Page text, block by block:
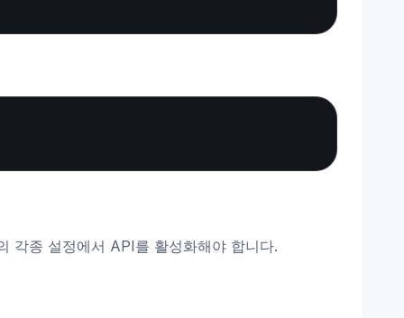
각종 설정에서 API를 활성화해야 합니다.